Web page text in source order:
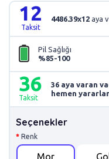
12
Taksit
4486.39x12 aya
Pil Sağlığı
%85-100
36
Taksit
36 aya varan
hemen
Seçenekler
Renk
Mor